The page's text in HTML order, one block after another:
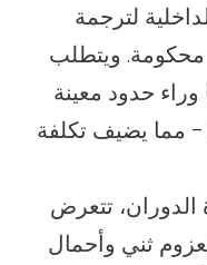
لترجمة
ويتطلب
حدود معينة
- مما يضيف تكلفة
الدوران، تتعرض
ثني وأحمال